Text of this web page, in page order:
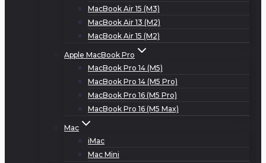
MacBook Air 15 (M3)
MacBook Air 13 (M2)
MacBook Air 15 (M2)
Apple MacBook Pro
MacBook Pro 14 (M5)
MacBook Pro 14 (M5 Pro)
MacBook Pro 16 (M5 Pro)
MacBook Pro 16 (M5 Max)
Mac
iMac
Mac Mini